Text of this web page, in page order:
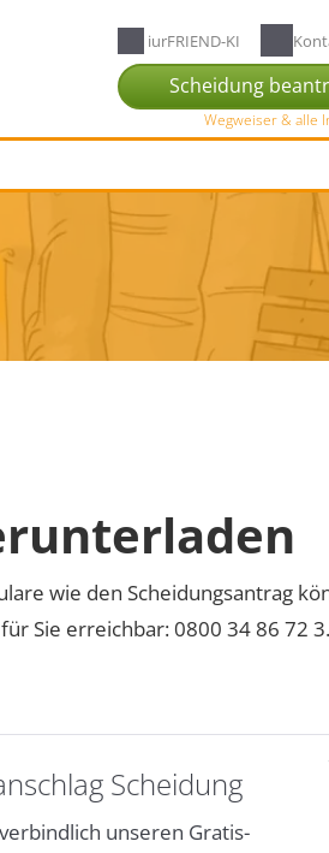
iurFRIEND-KI
Scheidung
Wegweiser & alle
wie den Scheidungsantrag
Sie erreichbar: 0800 34 86 72 3.
Scheidung
unseren Gratis-